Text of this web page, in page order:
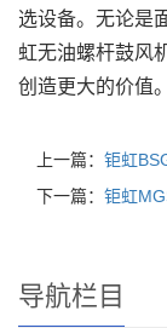
选设备。无论是
虹无油螺杆鼓风
创造更大的价值
上一篇： 钜虹
下一篇： 钜虹
导航栏目